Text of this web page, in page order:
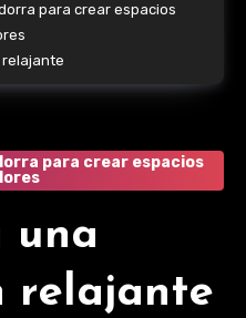
para crear espacios
para crear espacios
una
relajante